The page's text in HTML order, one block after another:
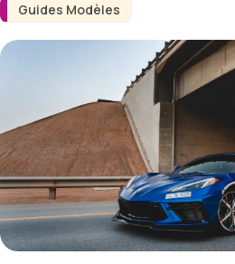
Guides Modèles